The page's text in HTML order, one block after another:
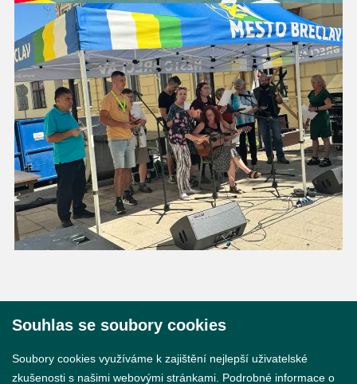
Souhlas se soubory cookies
Soubory cookies využíváme k zajištění nejlepší uživatelské
zkušenosti s našimi webovými stránkami. Podrobné informace o